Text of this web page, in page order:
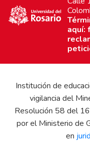
aquí:
Institución de
vigilancia del
Resolución 58 del
por el Ministerio de
en